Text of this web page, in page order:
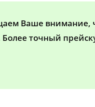
Ваше внимание,
Более точный